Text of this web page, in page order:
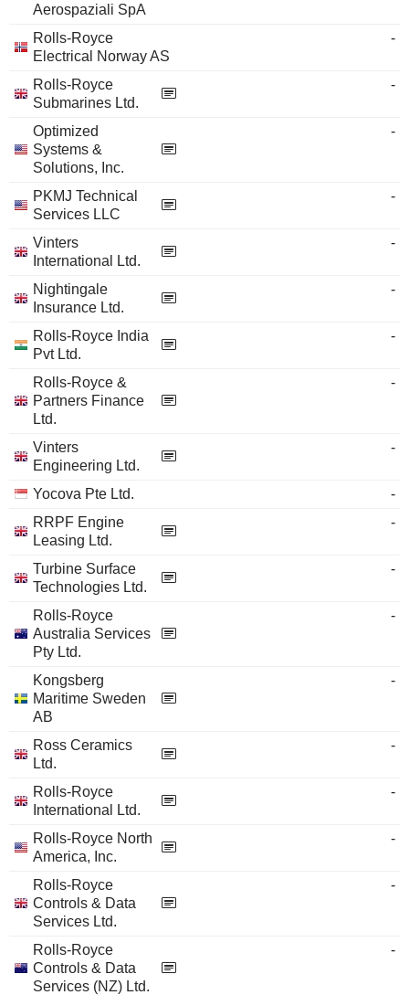
Aerospaziali SpA
Rolls-Royce
Electrical Norway AS
-
Rolls-Royce
Submarines Ltd.
-
Optimized
Systems &
Solutions, Inc.
-
PKMJ Technical
Services LLC
-
Vinters
International Ltd.
-
Nightingale
Insurance Ltd.
-
Rolls-Royce India
Pvt Ltd.
-
Rolls-Royce &
Partners Finance
Ltd.
-
Vinters
Engineering Ltd.
-
Yocova Pte Ltd.
-
RRPF Engine
Leasing Ltd.
-
Turbine Surface
Technologies Ltd.
-
Rolls-Royce
Australia Services
Pty Ltd.
-
Kongsberg
Maritime Sweden
AB
-
Ross Ceramics
Ltd.
-
Rolls-Royce
International Ltd.
-
Rolls-Royce North
America, Inc.
-
Rolls-Royce
Controls & Data
Services Ltd.
-
Rolls-Royce
Controls & Data
Services (NZ) Ltd.
-